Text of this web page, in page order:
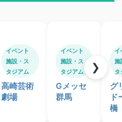
イベント
施設・ス
タジアム
高崎芸術
劇場
イベント
施設・ス
タジアム
Gメッセ
群馬
イ
施
タ
グ
ド
橋
❯